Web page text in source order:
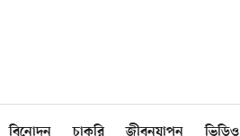
বিনোদন চাকরি জীবনযাপন ভিডিও